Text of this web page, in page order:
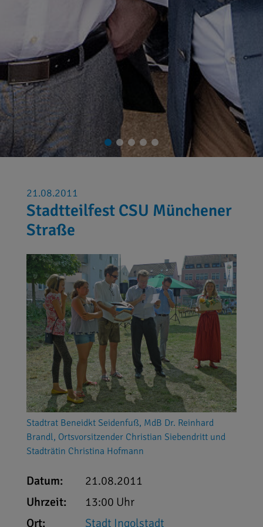
21.08.2011
Stadtteilfest CSU Münchener
Straße
Stadtrat Beneidkt Seidenfuß, MdB Dr. Reinhard
Brandl, Ortsvorsitzender Christian Siebendritt und
Stadträtin Christina Hofmann
Datum:
21.08.2011
Uhrzeit:
13:00 Uhr
Ort:
Stadt Ingolstadt